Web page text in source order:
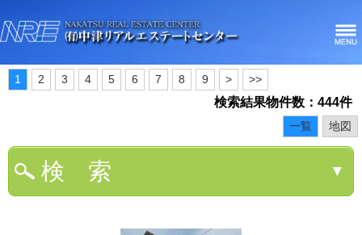
1 2 3 4 5 6 7 8 9 > >>
検索結果物件数：444件
地図
一覧
検 索 ▼